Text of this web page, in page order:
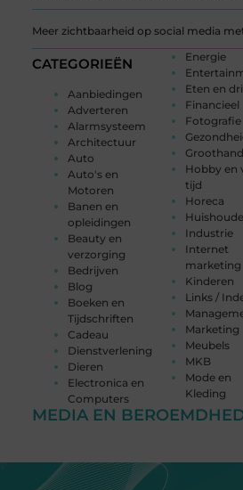
Meer zichtbaarheid op social media
CATEGORIEËN
Aanbiedingen
Adverteren
Alarmsysteem
Architectuur
Auto
Auto's en
Motoren
Banen en
opleidingen
Beauty en
verzorging
Bedrijven
Blog
Boeken en
Tijdschriften
Cadeau
Dienstverlening
Dieren
Electronica en
Computers
Energie
Eten en
Financieel
Fotografie
Hobby en
tijd
Horeca
Industrie
Internet
marketing
Kinderen
Links /
Marketing
Meubels
MKB
Mode en
Kleding
MEDIA EN